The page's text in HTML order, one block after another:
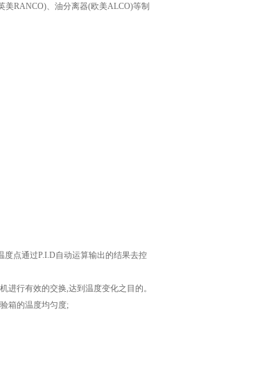
美RANCO)、油分离器(欧美ALCO)等制
点通过P.I.D自动运算输出的结果去控
进行有效的交换,达到温度变化之目的。
箱的温度均匀度;